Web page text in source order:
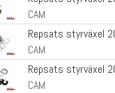
CAM
Repsats styrväxel
CAM
Repsats styrväxel
CAM